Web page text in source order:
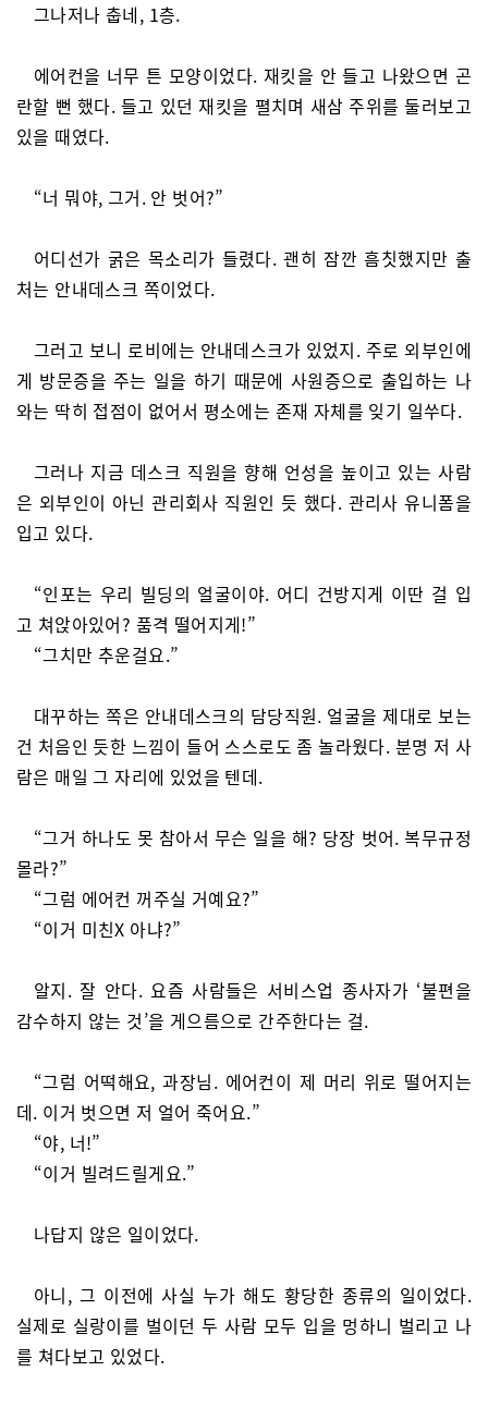
그나저나 춥네, 1층.
에어컨을 너무 튼 모양이었다. 재킷을 안 들고 나왔으면 곤
란할 뻔 했다. 들고 있던 재킷을 펼치며 새삼 주위를 둘러보고
있을 때였다.
“너 뭐야, 그거. 안 벗어?”
어디선가 굵은 목소리가 들렸다. 괜히 잠깐 흠칫했지만 출
처는 안내데스크 쪽이었다.
그러고 보니 로비에는 안내데스크가 있었지. 주로 외부인에
게 방문증을 주는 일을 하기 때문에 사원증으로 출입하는 나
와는 딱히 접점이 없어서 평소에는 존재 자체를 잊기 일쑤다.
그러나 지금 데스크 직원을 향해 언성을 높이고 있는 사람
은 외부인이 아닌 관리회사 직원인 듯 했다. 관리사 유니폼을
입고 있다.
“인포는 우리 빌딩의 얼굴이야. 어디 건방지게 이딴 걸 입
고 쳐앉아있어? 품격 떨어지게!”
“그치만 추운걸요.”
대꾸하는 쪽은 안내데스크의 담당직원. 얼굴을 제대로 보는
건 처음인 듯한 느낌이 들어 스스로도 좀 놀라웠다. 분명 저 사
람은 매일 그 자리에 있었을 텐데.
“그거 하나도 못 참아서 무슨 일을 해? 당장 벗어. 복무규정
몰라?”
“그럼 에어컨 꺼주실 거예요?”
“이거 미친X 아냐?”
알지. 잘 안다. 요즘 사람들은 서비스업 종사자가 ‘불편을
감수하지 않는 것’을 게으름으로 간주한다는 걸.
“그럼 어떡해요, 과장님. 에어컨이 제 머리 위로 떨어지는
데. 이거 벗으면 저 얼어 죽어요.”
“야, 너!”
“이거 빌려드릴게요.”
나답지 않은 일이었다.
아니, 그 이전에 사실 누가 해도 황당한 종류의 일이었다.
실제로 실랑이를 벌이던 두 사람 모두 입을 멍하니 벌리고 나
를 쳐다보고 있었다.